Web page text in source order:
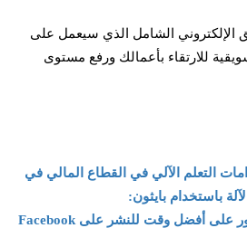
الإلكتروني الشامل الذي سيعمل على
للارتقاء بأعمالك ورفع مستوى
التعلم الآلي في القطاع المالي في
باستخدام بايثون:
3 طرق للعثور على أفضل وقت للنشر على Facebook